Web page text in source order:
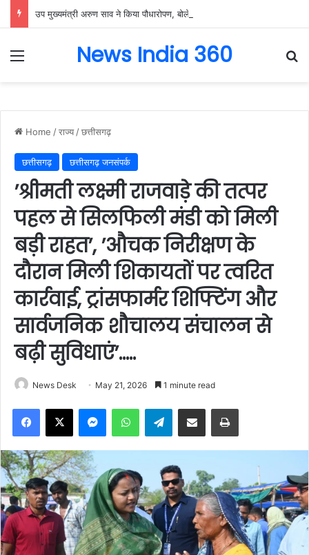
Menu News India 360
Home /राज्य /छत्तीसगढ़
छत्तीसगढ़ छत्तीसगढ़ जनसंपर्क
’श्रीमती लक्ष्मी राजवाड़े की तत्पर
पहल से सिलफिली मंडी को मिली
बड़ी राहत’, ’औचक निरीक्षण के
दौरान मिली शिकायतों पर त्वरित
कार्रवाई, ट्रांसफार्मर शिफ्टिंग और
सार्वजनिक शौचालय संचालन से
बढ़ी सुविधाएं’…..
News Desk May 21, 2026 1 minute read
Facebook
X MessengerWhatsAppTelegramShare via Email Print